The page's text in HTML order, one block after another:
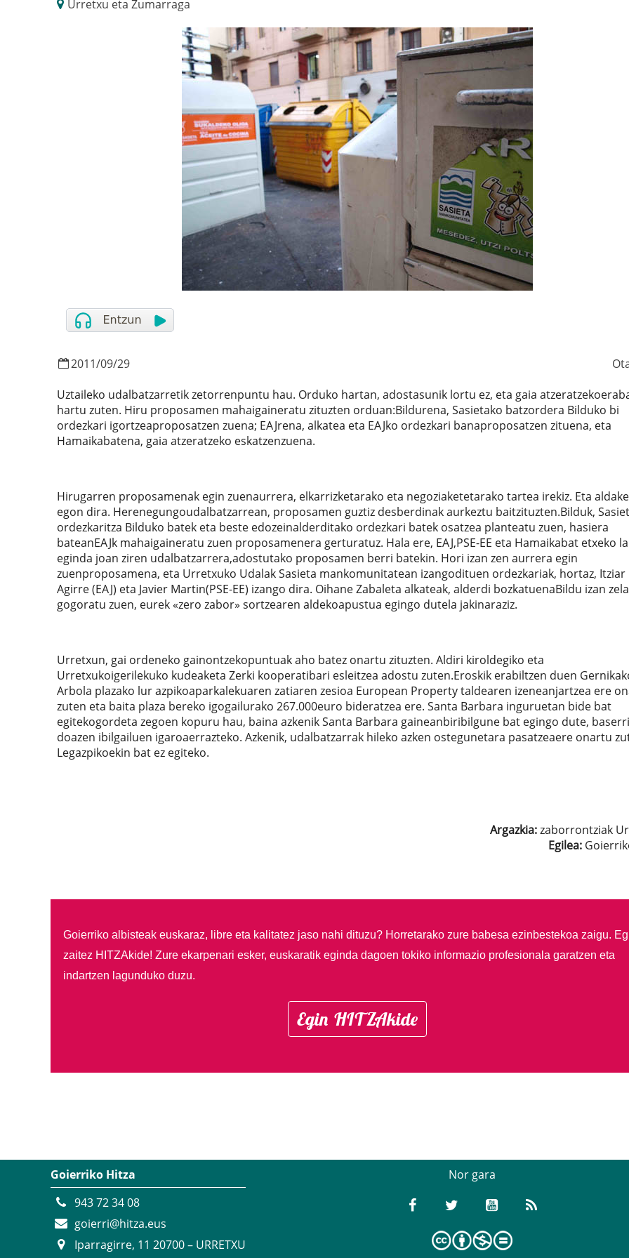
Urretxu eta Zumarraga
2011/09/29
Uztaileko udalbatzarretik zetorrenpuntu hau. Orduko hartan, adostasunik lortu ez, eta gaia
hartu zuten. Hiru proposamen mahaigaineratu zituzten orduan:Bildurena, Sasietako batzordera Bilduko bi
ordezkari igortzeaproposatzen zuena; EAJrena, alkatea eta EAJko ordezkari banaproposatzen zituena, eta
Hamaikabatena, gaia atzeratzeko eskatzenzuena.
Hirugarren proposamenak egin zuenaurrera, elkarrizketarako eta negoziaketetarako tartea irekiz. Eta
egon dira. Herenegungoudalbatzarrean, proposamen guztiz desberdinak aurkeztu baitzituzten.Bilduk,
ordezkaritza Bilduko batek eta beste edozeinalderditako ordezkari batek osatzea planteatu zuen, hasiera
bateanEAJk mahaigaineratu zuen proposamenera gerturatuz. Hala ere, EAJ,PSE-EE eta Hamaikabat etxeko
eginda joan ziren udalbatzarrera,adostutako proposamen berri batekin. Hori izan zen aurrera egin
zuenproposamena, eta Urretxuko Udalak Sasieta mankomunitatean izangodituen ordezkariak, hortaz, Itziar
Agirre (EAJ) eta Javier Martin(PSE-EE) izango dira. Oihane Zabaleta alkateak, alderdi bozkatuenaBildu izan zela
gogoratu zuen, eurek «zero zabor» sortzearen aldekoapustua egingo dutela jakinaraziz.
Urretxun, gai ordeneko gainontzekopuntuak aho batez onartu zituzten. Aldiri kiroldegiko eta
Urretxukoigerilekuko kudeaketa Zerki kooperatibari esleitzea adostu zuten.Eroskik erabiltzen duen
Arbola plazako lur azpikoaparkalekuaren zatiaren zesioa European Property taldearen izeneanjartzea ere
zuten eta baita plaza bereko igogailurako 267.000euro bideratzea ere. Santa Barbara inguruetan bide bat
egitekogordeta zegoen kopuru hau, baina azkenik Santa Barbara gaineanbiribilgune bat egingo dute,
doazen ibilgailuen igaroaerrazteko. Azkenik, udalbatzarrak hileko azken ostegunetara pasatzeaere onartu
Legazpikoekin bat ez egiteko.
Argazkia:zaborrontziak
Egilea:
Goierriko albisteak euskaraz, libre eta kalitatez jaso nahi dituzu? Horretarako zure babesa ezinbestekoa zaigu.
zaitez HITZAkide! Zure ekarpenari esker, euskaratik eginda dagoen tokiko informazio profesionala garatzen eta
indartzen lagunduko duzu.
Egin HITZAkide
Goierriko Hitza
943 72 34 08
goierri@hitza.eus
Iparragirre, 11 20700 – URRETXU
Nor gara